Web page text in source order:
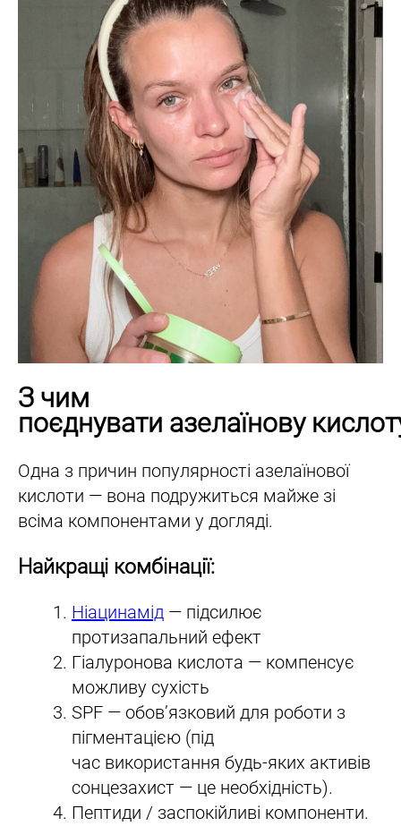
З чим
поєднувати азелаїнову
Одна з причин популярності азелаїнової
кислоти — вона подружиться майже зі
всіма компонентами у догляді.
Найкращі комбінації:
Ніацинамід — підсилює
протизапальний ефект
Гіалуронова кислота — компенсує
можливу сухість
SPF — обов’язковий для роботи з
пігментацією (під
час використання будь-яких активів
сонцезахист — це необхідність).
Пептиди / заспокійливі компоненти.